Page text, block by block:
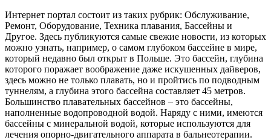
Интернет портал состоит из таких рубрик: Обслуживание,
Ремонт, Оборудование, Техника плавания, Бассейны и
Другое. Здесь публикуются самые свежие новости, из которых
можно узнать, например, о самом глубоком бассейне в мире,
который недавно был открыт в Польше. Это бассейн, глубина
которого поражает воображение даже искушенных дайверов,
здесь можно не только плавать, но и пройтись по подводным
туннелям, а глубина этого бассейна составляет 45 метров.
Большинство плавательных бассейнов – это бассейны,
наполненные водопроводной водой. Наряду с ними, имеются
бассейны с минеральной водой, которые используются для
лечения опорно-двигательного аппарата в бальнеотерапии.